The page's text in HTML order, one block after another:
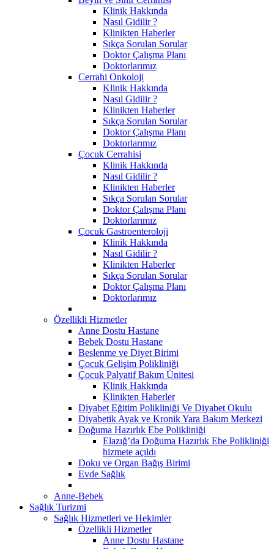
Klinik Hakkında
Nasıl Gidilir ?
Klinikten Haberler
Sıkça Sorulan Sorular
Doktor Çalışma Planı
Doktorlarımız
Cerrahi Onkoloji
Klinik Hakkında
Nasıl Gidilir ?
Klinikten Haberler
Sıkça Sorulan Sorular
Doktor Çalışma Planı
Doktorlarımız
Çocuk Cerrahisi
Klinik Hakkında
Nasıl Gidilir ?
Klinikten Haberler
Sıkça Sorulan Sorular
Doktor Çalışma Planı
Doktorlarımız
Çocuk Gastroenteroloji
Klinik Hakkında
Nasıl Gidilir ?
Klinikten Haberler
Sıkça Sorulan Sorular
Doktor Çalışma Planı
Doktorlarımız
Özellikli Hizmetler
Anne Dostu Hastane
Bebek Dostu Hastane
Beslenme ve Diyet Birimi
Çocuk Gelişim Polikliniği
Çocuk Palyatif Bakım Ünitesi
Klinik Hakkında
Klinikten Haberler
Diyabet Eğitim Polikliniği Ve Diyabet Okulu
Diyabetik Ayak ve Kronik Yara Bakım Merkezi
Doğuma Hazırlık Ebe Polikliniği
Elazığ’da Doğuma Hazırlık Ebe Polikliniği
hizmete açıldı
Doku ve Organ Bağış Birimi
Evde Sağlık
Anne-Bebek
Sağlık Turizmi
Sağlık Hizmetleri ve Hekimler
Özellikli Hizmetler
Anne Dostu Hastane